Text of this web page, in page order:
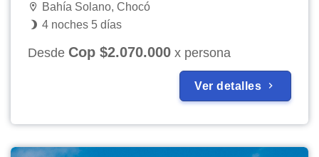
Bahía Solano, Chocó
4 noches 5 días
Desde Cop $2.070.000 x persona
Ver detalles